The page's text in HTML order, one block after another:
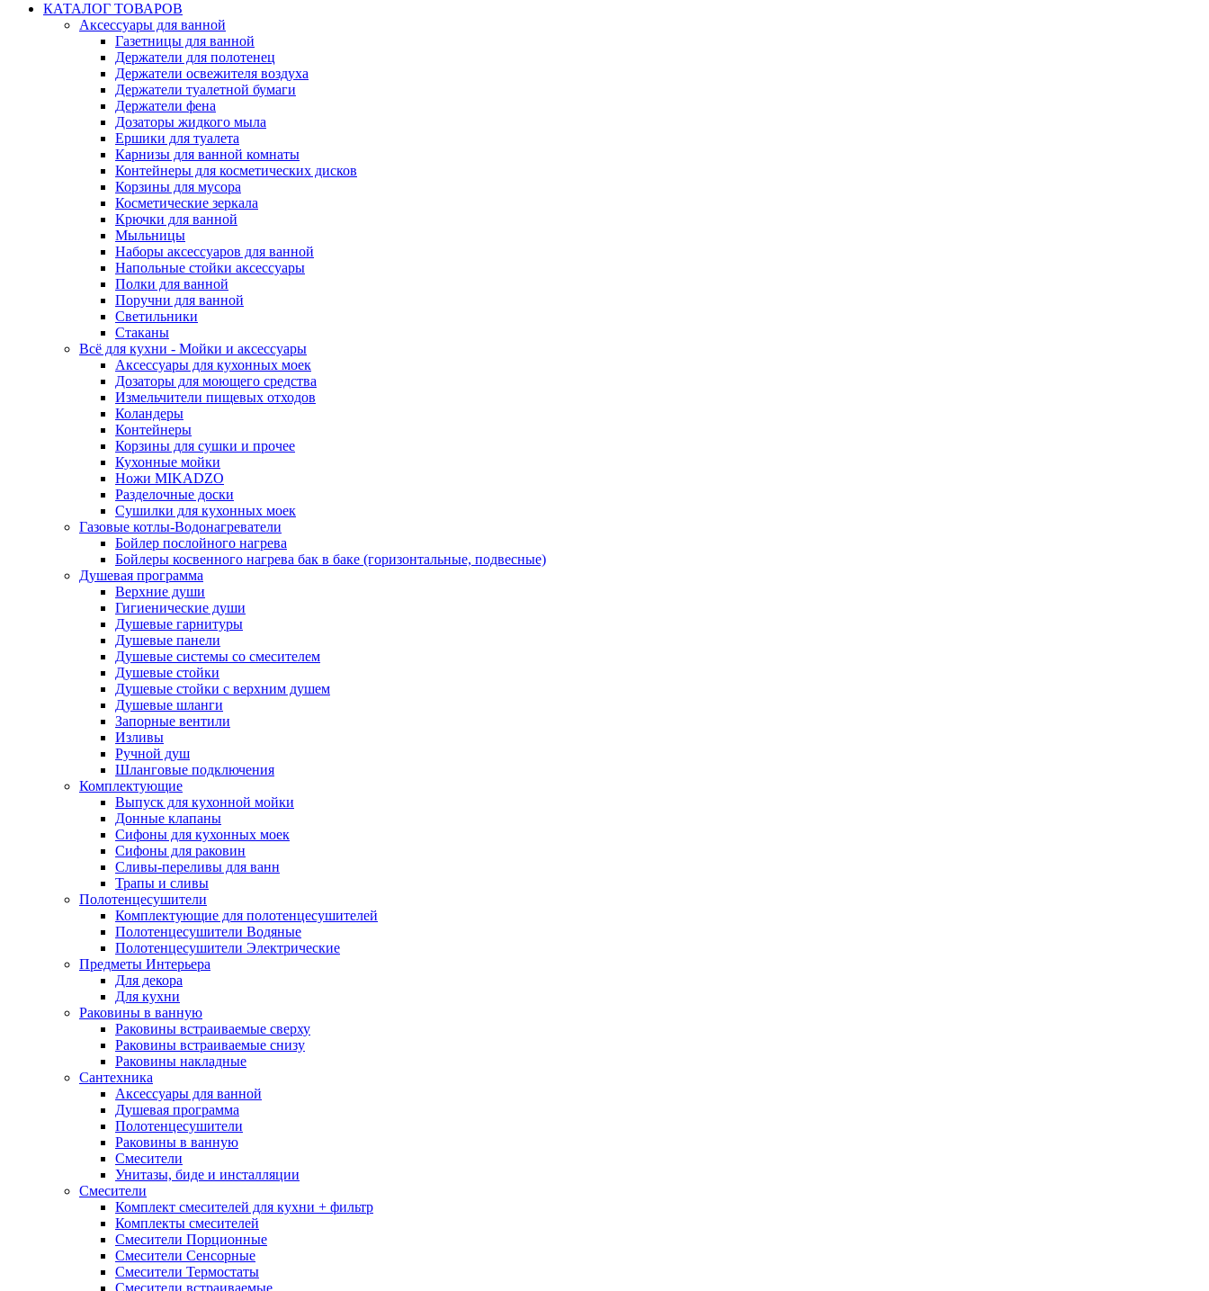
КАТАЛОГ ТОВАРОВ
Аксессуары для ванной
Газетницы для ванной
Держатели для полотенец
Держатели освежителя воздуха
Держатели туалетной бумаги
Держатели фена
Дозаторы жидкого мыла
Ершики для туалета
Карнизы для ванной комнаты
Контейнеры для косметических дисков
Корзины для мусора
Косметические зеркала
Крючки для ванной
Мыльницы
Наборы аксессуаров для ванной
Напольные стойки аксессуары
Полки для ванной
Поручни для ванной
Светильники
Стаканы
Всё для кухни - Мойки и аксессуары
Аксессуары для кухонных моек
Дозаторы для моющего средства
Измельчители пищевых отходов
Коландеры
Контейнеры
Корзины для сушки и прочее
Кухонные мойки
Ножи MIKADZO
Разделочные доски
Сушилки для кухонных моек
Газовые котлы-Водонагреватели
Бойлер послойного нагрева
Бойлеры косвенного нагрева бак в баке (горизонтальные, подвесные)
Душевая программа
Верхние души
Гигиенические души
Душевые гарнитуры
Душевые панели
Душевые системы со смесителем
Душевые стойки
Душевые стойки с верхним душем
Душевые шланги
Запорные вентили
Изливы
Ручной душ
Шланговые подключения
Комплектующие
Выпуск для кухонной мойки
Донные клапаны
Сифоны для кухонных моек
Сифоны для раковин
Сливы-переливы для ванн
Трапы и сливы
Полотенцесушители
Комплектующие для полотенцесушителей
Полотенцесушители Водяные
Полотенцесушители Электрические
Предметы Интерьера
Для декора
Для кухни
Раковины в ванную
Раковины встраиваемые сверху
Раковины встраиваемые снизу
Раковины накладные
Сантехника
Аксессуары для ванной
Душевая программа
Полотенцесушители
Раковины в ванную
Смесители
Унитазы, биде и инсталляции
Смесители
Комплект смесителей для кухни + фильтр
Комплекты смесителей
Смесители Порционные
Смесители Сенсорные
Смесители Термостаты
Смесители встраиваемые